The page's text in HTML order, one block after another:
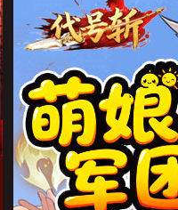
代号斩1
代号斩2
代号斩3
代号斩4
代号斩5